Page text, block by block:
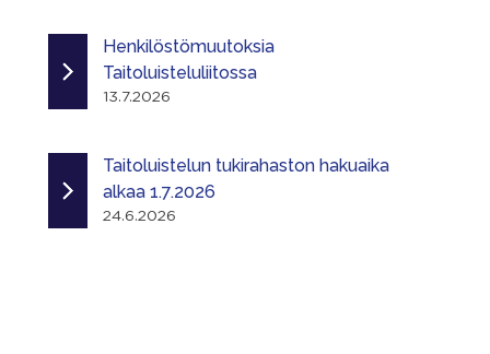
Henkilöstömuutoksia
Taitoluisteluliitossa
13.7.2026
Taitoluistelun tukirahaston hakuaika
alkaa 1.7.2026
24.6.2026